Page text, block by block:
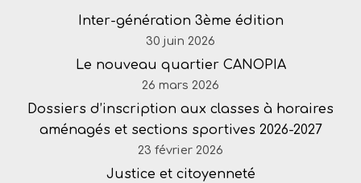
Inter-génération 3ème édition
30 juin 2026
Le nouveau quartier CANOPIA
26 mars 2026
Dossiers d’inscription aux classes à horaires
aménagés et sections sportives 2026-2027
23 février 2026
Justice et citoyenneté